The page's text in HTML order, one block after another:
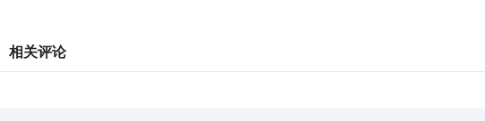
相关评论